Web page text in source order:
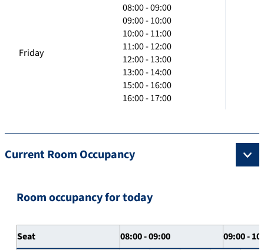
Friday
08:00 - 09:00
09:00 - 10:00
10:00 - 11:00
11:00 - 12:00
12:00 - 13:00
13:00 - 14:00
15:00 - 16:00
16:00 - 17:00
Current Room Occupancy
Room occupancy for today
Seat 08:00 - 09:00 09:00 -